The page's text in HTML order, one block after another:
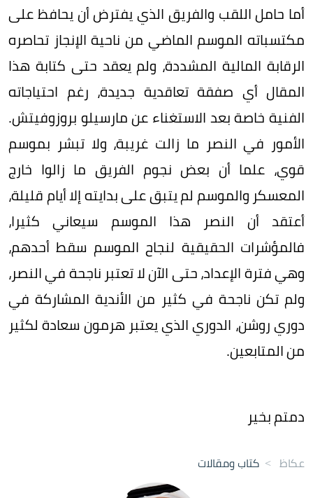
أما حامل اللقب والفريق الذي يفترض أن يحافظ على
مكتسباته الموسم الماضي من ناحية الإنجاز تحاصره
الرقابة المالية المشددة، ولم يعقد حتى كتابة هذا
المقال أي صفقة تعاقدية جديدة، رغم احتياجاته
الفنية خاصة بعد الاستغناء عن مارسيلو بروزوفيتش.
الأمور في النصر ما زالت غريبة، ولا تبشر بموسم
قوي، علما أن بعض نجوم الفريق ما زالوا خارج
المعسكر والموسم لم يتبق على بدايته إلا أيام قليلة،
أعتقد أن النصر هذا الموسم سيعاني كثيرا،
فالمؤشرات الحقيقية لنجاح الموسم سقط أحدهم،
وهي فترة الإعداد، حتى الآن لا تعتبر ناجحة في النصر،
ولم تكن ناجحة في كثير من الأندية المشاركة في
دوري روشن، الدوري الذي يعتبر هرمون سعادة لكثير
من المتابعين.
دمتم بخير
عكاظ > كتاب ومقالات